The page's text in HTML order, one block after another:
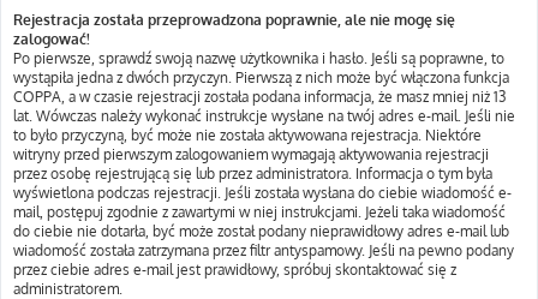
Rejestracja została przeprowadzona poprawnie, ale nie mogę się
zalogować!
Po pierwsze, sprawdź swoją nazwę użytkownika i hasło. Jeśli są poprawne, to
wystąpiła jedna z dwóch przyczyn. Pierwszą z nich może być włączona funkcja
COPPA, a w czasie rejestracji została podana informacja, że masz mniej niż 13
lat. Wówczas należy wykonać instrukcje wysłane na twój adres e-mail. Jeśli nie
to było przyczyną, być może nie została aktywowana rejestracja. Niektóre
witryny przed pierwszym zalogowaniem wymagają aktywowania rejestracji
przez osobę rejestrującą się lub przez administratora. Informacja o tym była
wyświetlona podczas rejestracji. Jeśli została wysłana do ciebie wiadomość e-
mail, postępuj zgodnie z zawartymi w niej instrukcjami. Jeżeli taka wiadomość
do ciebie nie dotarła, być może został podany nieprawidłowy adres e-mail lub
wiadomość została zatrzymana przez filtr antyspamowy. Jeśli na pewno podany
przez ciebie adres e-mail jest prawidłowy, spróbuj skontaktować się z
administratorem.